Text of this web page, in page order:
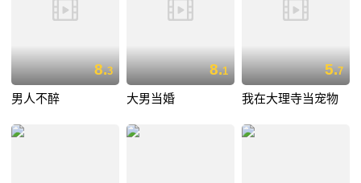
8.3
男人不醉
8.1
大男当婚
5.7
我在大理寺当宠物